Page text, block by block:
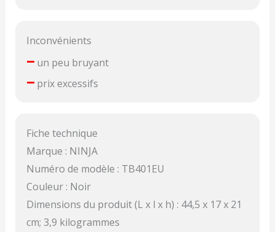
Inconvénients
–un peu bruyant
–prix excessifs
Fiche technique
Marque : NINJA
Numéro de modèle : TB401EU
Couleur : Noir
Dimensions du produit (L x l x h) : 44,5 x 17 x 21
cm; 3,9 kilogrammes